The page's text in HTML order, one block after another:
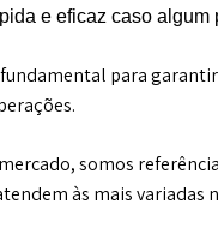
e eficaz caso
para
somos
às mais